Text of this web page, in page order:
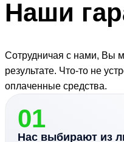
Наши
Сотрудничая с нами, Вы
результате. Что-то не
оплаченные средства.
01
Нас выбирают из